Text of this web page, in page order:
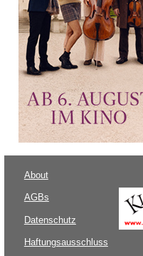
About
AGBs
Datenschutz
Haftungsausschluss